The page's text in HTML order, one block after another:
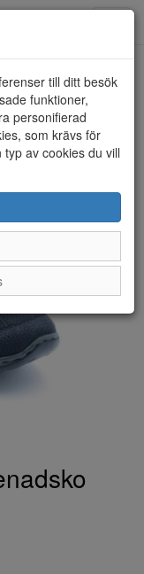
till ditt besök
funktioner,
personifierad
som krävs för
av cookies du vill